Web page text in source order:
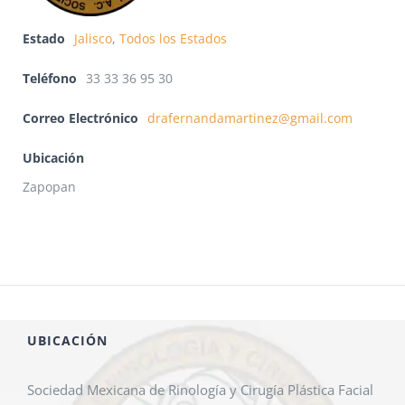
Estado Jalisco, Todos los Estados
Teléfono 33 33 36 95 30
Correo Electrónico drafernandamartinez@gmail.com
Ubicación
Zapopan
UBICACIÓN
Sociedad Mexicana de Rinología y Cirugía Plástica Facial